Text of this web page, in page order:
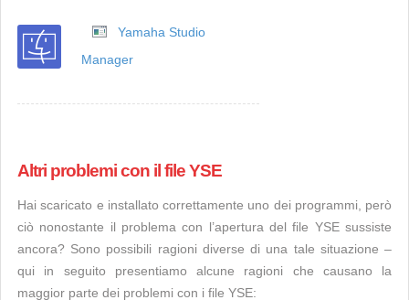
Yamaha Studio
Manager
Altri problemi con il file YSE
Hai scaricato e installato correttamente uno dei programmi, però
ciò nonostante il problema con l’apertura del file YSE sussiste
ancora? Sono possibili ragioni diverse di una tale situazione –
qui in seguito presentiamo alcune ragioni che causano la
maggior parte dei problemi con i file YSE: